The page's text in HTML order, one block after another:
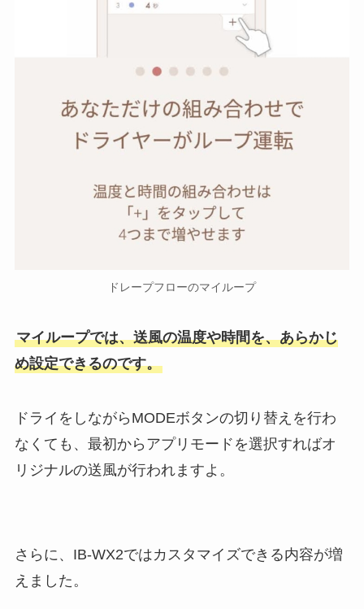
ドレープフローのマイループ
マイループでは、送風の温度や時間を、あらかじ
め設定できるのです。
ドライをしながらMODEボタンの切り替えを行わ
なくても、最初からアプリモードを選択すればオ
リジナルの送風が行われますよ。
さらに、IB-WX2ではカスタマイズできる内容が増
えました。